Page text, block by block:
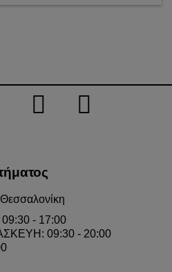
- 17:00
09:30 - 20:00